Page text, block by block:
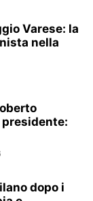
Varese: la
nella
dopo i